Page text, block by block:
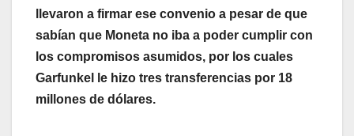
llevaron a firmar ese convenio a pesar de que
sabían que Moneta no iba a poder cumplir con
los compromisos asumidos, por los cuales
Garfunkel le hizo tres transferencias por 18
millones de dólares.